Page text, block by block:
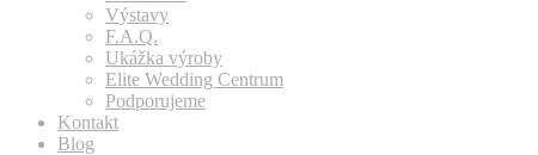
Výstavy
F.A.Q.
Ukážka výroby
Elite Wedding Centrum
Podporujeme
Kontakt
Blog